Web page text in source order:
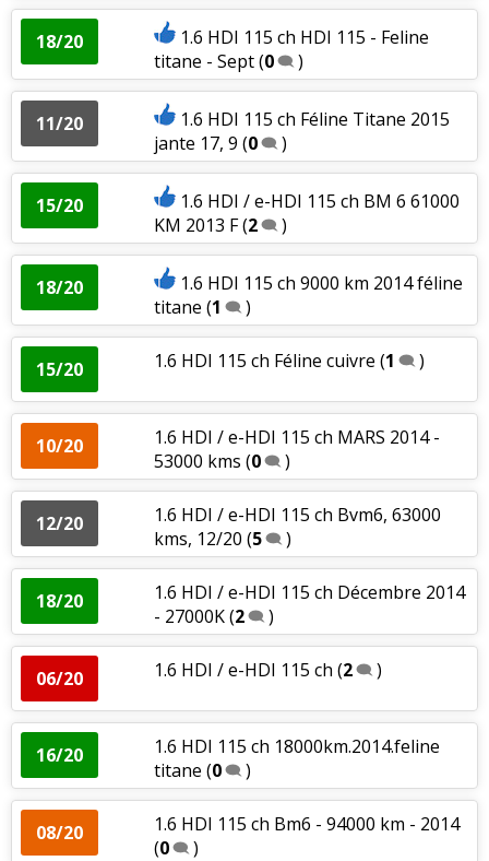
18/20
1.6 HDI 115 ch HDI 115 - Feline
titane - Sept(0 )
11/20
1.6 HDI 115 ch Féline Titane 2015
jante 17, 9 (0 )
15/20
1.6 HDI / e-HDI 115 ch BM 6 61000
KM 2013 F(2 )
18/20
1.6 HDI 115 ch 9000 km 2014 féline
titane (1 )
15/20 1.6 HDI 115 ch Féline cuivre (1 )
10/20
1.6 HDI / e-HDI 115 ch MARS 2014 -
53000 kms (0 )
12/20
1.6 HDI / e-HDI 115 ch Bvm6, 63000
kms, 12/20 (5 )
18/20
1.6 HDI / e-HDI 115 ch Décembre 2014
- 27000K(2 )
06/20 1.6 HDI / e-HDI 115 ch (2 )
16/20
1.6 HDI 115 ch 18000km.2014.feline
titane (0 )
08/20
1.6 HDI 115 ch Bm6 - 94000 km - 2014
(0 )